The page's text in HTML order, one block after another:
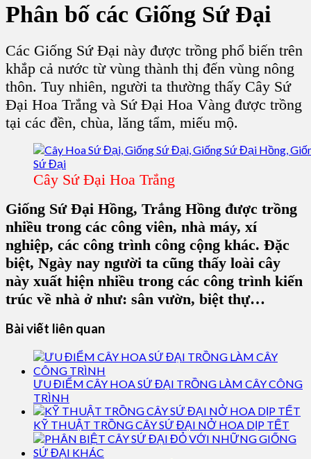
Phân bố các Giống Sứ Đại
Các Giống Sứ Đại này được trồng phổ biến trên
khắp cả nước từ vùng thành thị đến vùng nông
thôn. Tuy nhiên, người ta thường thấy Cây Sứ
Đại Hoa Trắng và Sứ Đại Hoa Vàng được trồng
tại các đền, chùa, lăng tẩm, miếu mộ.
Cây Sứ Đại Hoa Trắng
Giống Sứ Đại Hồng, Trắng Hồng được trồng
nhiều trong các công viên, nhà máy, xí
nghiệp, các công trình công cộng khác. Đặc
biệt, Ngày nay người ta cũng thấy loài cây
này xuất hiện nhiều trong các công trình kiến
trúc về nhà ở như: sân vườn, biệt thự…
Bài viết liên quan
ƯU ĐIỂM CÂY HOA SỨ ĐẠI TRỒNG LÀM CÂY CÔNG
TRÌNH
KỸ THUẬT TRỒNG CÂY SỨ ĐẠI NỞ HOA DỊP TẾT